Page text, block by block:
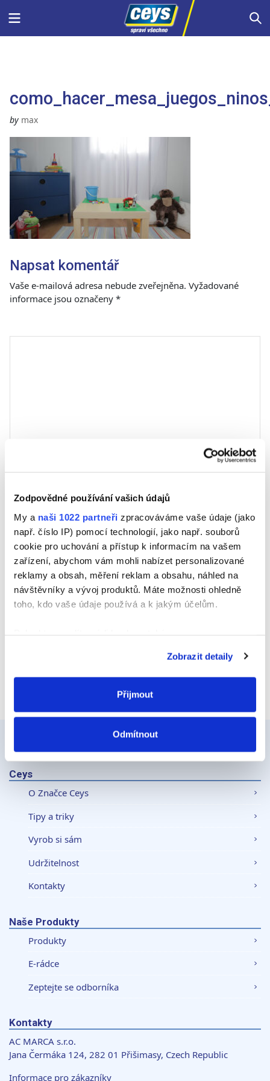
Zodpovědné používání vašich údajů
My a naši 1022 partneři zpracováváme vaše údaje (jako
např. číslo IP) pomocí technologií, jako např. souborů
cookie pro uchování a přístup k informacím na vašem
zařízení, abychom vám mohli nabízet personalizované
reklamy a obsah, měření reklam a obsahu, náhled na
návštěvníky a vývoj produktů. Máte možnosti ohledně
toho, kdo vaše údaje používá a k jakým účelům.
poloze, které mohou být přesné na několik metrů
Identifikovali vaše zařízení pomocí aktivního
skenování pro konkrétní charakteristiky (otisk prstu)
Zjistěte více o tom, jak zpracováváme vaše osobní
Svůj souhlas můžete kdykoliv změnit nebo odvolat v
části Prohlášení o souborech cookie.
K personalizaci obsahu a reklam, poskytování funkcí
sociálních médií a analýze naší návštěvnosti využíváme
soubory cookie. Informace o tom, jak náš web používáte,
sdílíme se svými partnery pro sociální média, inzerci a
analýzy. Partneři tyto údaje mohou zkombinovat s
získali v důsledku toho, že používáte jejich služby.
Zobrazit detaily
Přijmout
Odmítnout
Menu
by max
Napsat komentář
Vaše e-mailová adresa nebude zveřejněna. Vyžadované
informace jsou označeny *
E-mail
Webová stránka
Ceys
O Značce Ceys
Tipy a triky
Vyrob si sám
Udržitelnost
Kontakty
Naše Produkty
Produkty
E-rádce
Zeptejte se odborníka
Kontakty
AC MARCA s.r.o.
Jana Čermáka 124, 282 01 Přišimasy, Czech Republic
Informace pro zákazníky